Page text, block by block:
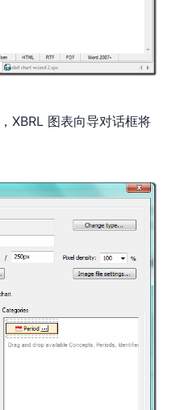
XBRL 图表向导对话框将